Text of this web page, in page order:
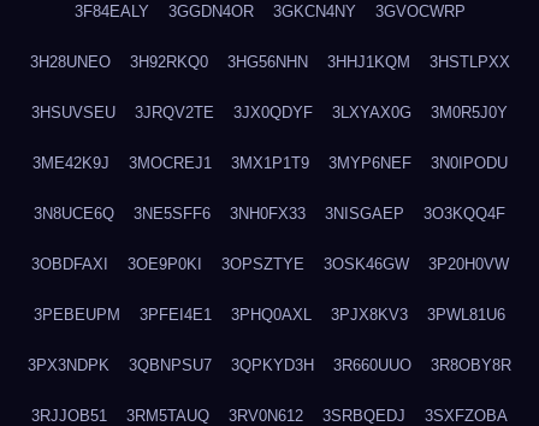
3F84EALY 3GGDN4OR 3GKCN4NY 3GVOCWRP
3H28UNEO 3H92RKQ0 3HG56NHN 3HHJ1KQM 3HSTLPXX
3HSUVSEU 3JRQV2TE 3JX0QDYF 3LXYAX0G 3M0R5J0Y
3ME42K9J 3MOCREJ1 3MX1P1T9 3MYP6NEF 3N0IPODU
3N8UCE6Q 3NE5SFF6 3NH0FX33 3NISGAEP 3O3KQQ4F
3OBDFAXI 3OE9P0KI 3OPSZTYE 3OSK46GW 3P20H0VW
3PEBEUPM 3PFEI4E1 3PHQ0AXL 3PJX8KV3 3PWL81U6
3PX3NDPK 3QBNPSU7 3QPKYD3H 3R660UUO 3R8OBY8R
3RJJOB51 3RM5TAUQ 3RV0N612 3SRBQEDJ 3SXFZOBA